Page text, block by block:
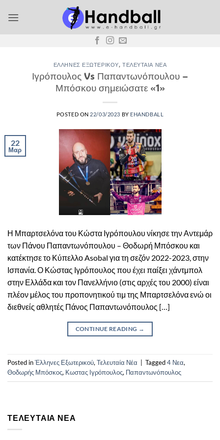
στο
ΈΛΛΗΝΕΣ ΕΞΩΤΕΡΙΚΟΎ, ΤΕΛΕΥΤΑΊΑ ΝΈΑ
Ιγρόπουλος Vs Παπαντωνόπουλου –
Μπόσκου σημειώσατε «1»
POSTED ON 22/03/2023 BY EHANDBALL
22
Μαρ
Η Μπαρτσελόνα του Κώστα Ιγρόπουλου νίκησε την Αντεμάρ
των Πάνου Παπαντωνόπουλου – Θοδωρή Μπόσκου και
κατέκτησε το Κύπελλο Asobal για τη σεζόν 2022-2023, στην
Ισπανία. Ο Κώστας Ιγρόπουλος που έχει παίξει χάντμπολ
στην Ελλάδα και τον Πανελλήνιο (στις αρχές του 2000) είναι
πλέον μέλος του προπονητικού τιμ της Μπαρτσελόνα ενώ οι
διεθνείς αθλητές Πάνος Παπαντωνόπουλος […]
CONTINUE READING →
Posted inΈλληνες Εξωτερικού,Τελευταία Νέα Tagged4 Νεα,
Θοδωρής Μπόσκος, Κωστας Ιγρόπουλος, Παπαντωνόπουλος
ΤΕΛΕΥΤΑΊΑ ΝΈΑ